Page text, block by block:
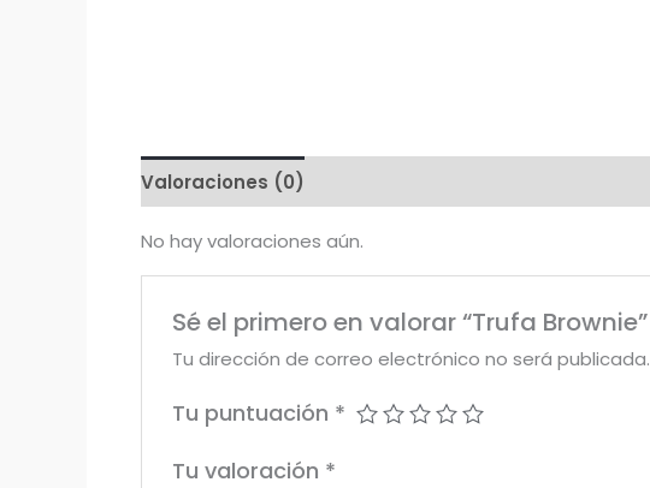
Valoraciones (0)
No hay valoraciones aún.
Sé el primero en valorar “Trufa Brownie”
Tu dirección de correo electrónico no será publicada.
Tu puntuación *
Tu valoración *